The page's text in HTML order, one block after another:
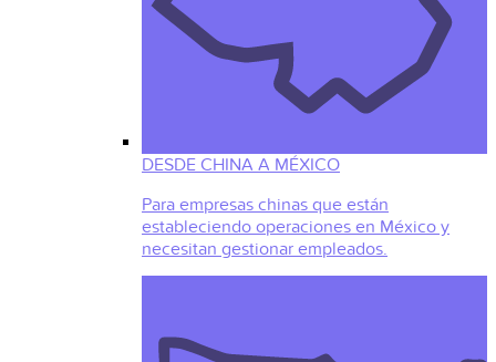
DESDE CHINA A MÉXICO
Para empresas chinas que están
estableciendo operaciones en México y
necesitan gestionar empleados.